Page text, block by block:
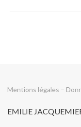
Mentions légales –
EMILIE